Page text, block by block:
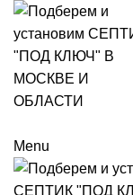
Menu